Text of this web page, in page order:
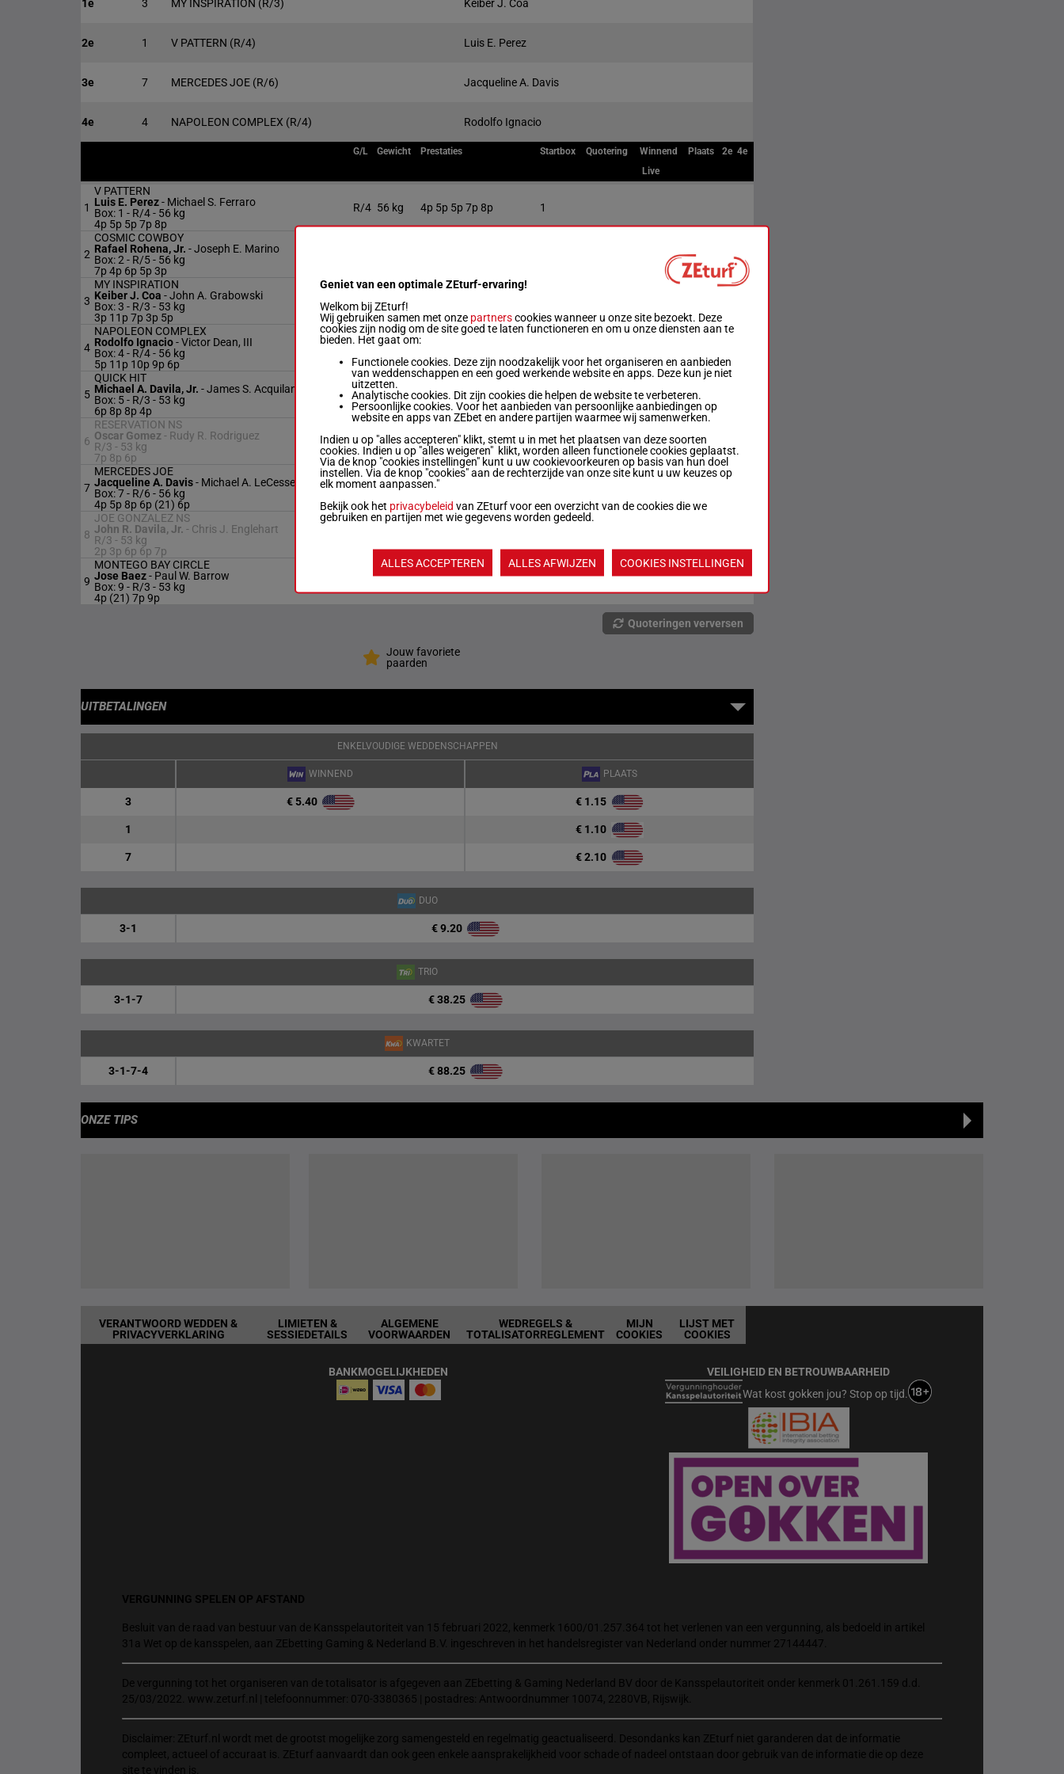
1e 3 MY INSPIRATION (R/3) Keiber J. Coa
2e 1 V PATTERN (R/4) Luis E. Perez
3e 7 MERCEDES JOE (R/6) Jacqueline A. Davis
4e 4 NAPOLEON COMPLEX (R/4) Rodolfo Ignacio
G/L Gewicht Prestaties Startbox Quotering Winnend Plaats 2e 4e
Live
1
V PATTERN
Luis E. Perez- Michael S. Ferraro
Box: 1 - R/4 - 56 kg
4p 5p 5p 7p 8p
R/4 56 kg 4p 5p 5p 7p 8p 1
2
COSMIC COWBOY
Rafael Rohena, Jr. -Joseph E. Marino
Box: 2 - R/5 - 56 kg
7p 4p 6p 5p 3p
3
MY INSPIRATION
Keiber J. Coa -John A. Grabowski
Box: 3 - R/3 - 53 kg
3p 11p 7p 3p 5p
R/3 53 kg
4
NAPOLEON COMPLEX
Rodolfo Ignacio-Victor Dean, III
Box: 4 - R/4 - 56 kg
5p 11p 10p 9p 6p
R/4 56 kg 5p 11p 10p 9p 6p
5
QUICK HIT
Michael A. Davila, Jr. -James S. Acquilano
Box: 5 - R/3 - 53 kg
6p 8p 8p 4p
R/3 53 kg 6p 8p 8p 4p 5
6
RESERVATION NS
Oscar Gomez - Rudy R. Rodriguez
R/3 - 53 kg
7p 8p 6p
R/3 53 kg 7p 8p 6p
7
MERCEDES JOE
Jacqueline A. Davis- Michael A. LeCesse
Box: 7 - R/6 - 56 kg
4p 5p 8p 6p (21) 6p
R/6 56 kg 4p 5p 8p 6p (21) 6p
8
JOE GONZALEZ NS
John R. Davila, Jr. - Chris J. Englehart
R/3 - 53 kg
2p 3p 6p 6p 7p
9
MONTEGO BAY CIRCLE
Jose Baez- Paul W. Barrow
Box: 9 - R/3 - 53 kg
4p (21) 7p 9p
Quoteringen verversen
Jouw favoriete
paarden
UITBETALINGEN
ENKELVOUDIGE WEDDENSCHAPPEN
WINNEND PLAATS
3 € 5.40 € 1.15
1 € 1.10
7 € 2.10
DUO
3-1 € 9.20
TRIO
3-1-7 € 38.25
KWARTET
3-1-7-4 € 88.25
ONZE TIPS
VERANTWOORD WEDDEN &
PRIVACYVERKLARING
LIMIETEN &
SESSIEDETAILS
ALGEMENE
VOORWAARDEN
WEDREGELS &
TOTALISATORREGLEMENT
MIJN
COOKIES
LIJST MET
COOKIES
BANKMOGELIJKHEDEN
VEILIGHEID EN BETROUWBAARHEID
Wat kost gokken jou? Stop op tijd.
VERGUNNING SPELEN OP AFSTAND
Besluit van de raad van bestuur van de Kansspelautoriteit van 15 februari 2022, kenmerk 1600/01.257.364 tot het verlenen van een vergunning, als bedoeld in artikel
31a Wet op de kansspelen, aan ZEbetting Gaming & Nederland B.V. ingeschreven in het handelsregister van Nederland onder nummer 27144447.
De vergunning tot het organiseren van de totalisator is afgegeven aan ZEbetting & Gaming Nederland BV door de Kansspelautoriteit onder kenmerk 01.261.159 d.d.
25/03/2022. www.zeturf.nl | telefoonnummer: 070-3380365 | postadres: Antwoordnummer 10074, 2280VB, Rijswijk.
Disclaimer: ZEturf.nl wordt met de grootst mogelijke zorg samengesteld en regelmatig geactualiseerd. Desondanks kan ZEturf niet garanderen dat de informatie
compleet, actueel of accuraat is. ZEturf aanvaardt dan ook geen enkele aansprakelijkheid voor schade of nadeel ontstaan door gebruik van de informatie die op deze
site te vinden is.
Geniet van een optimale ZEturf-ervaring!
Welkom bij ZEturf!
Wij gebruiken samen met onze partnerscookies wanneer u onze site bezoekt. Deze
cookies zijn nodig om de site goed te laten functioneren en om u onze diensten aan te
bieden. Het gaat om:
Functionele cookies. Deze zijn noodzakelijk voor het organiseren en aanbieden
van weddenschappen en een goed werkende website en apps. Deze kun je niet
uitzetten.
Analytische cookies. Dit zijn cookies die helpen de website te verbeteren.
Persoonlijke cookies. Voor het aanbieden van persoonlijke aanbiedingen op
website en apps van ZEbet en andere partijen waarmee wij samenwerken.
Indien u op "alles accepteren" klikt, stemt u in met het plaatsen van deze soorten
cookies. Indien u op "alles weigeren" klikt, worden alleen functionele cookies geplaatst.
Via de knop "cookies instellingen" kunt u uw cookievoorkeuren op basis van hun doel
instellen. Via de knop "cookies" aan de rechterzijde van onze site kunt u uw keuzes op
elk moment aanpassen."
Bekijk ook het privacybeleid van ZEturf voor een overzicht van de cookies die we
gebruiken en partijen met wie gegevens worden gedeeld.
ALLES ACCEPTEREN ALLES AFWIJZEN COOKIES INSTELLINGEN